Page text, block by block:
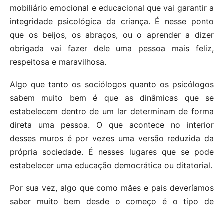
mobiliário emocional e educacional que vai garantir a
integridade psicológica da criança. É nesse ponto
que os beijos, os abraços, ou o aprender a dizer
obrigada vai fazer dele uma pessoa mais feliz,
respeitosa e maravilhosa.
Algo que tanto os sociólogos quanto os psicólogos
sabem muito bem é que as dinâmicas que se
estabelecem dentro de um lar determinam de forma
direta uma pessoa. O que acontece no interior
desses muros é por vezes uma versão reduzida da
própria sociedade. É nesses lugares que se pode
estabelecer uma educação democrática ou ditatorial.
Por sua vez, algo que como mães e pais deveríamos
saber muito bem desde o começo é o tipo de